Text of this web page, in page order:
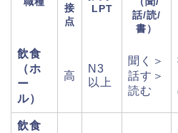
接
点
LPT
話/読/
書）
飲食
（ホ
ー
ル）
高
N3
以上
聞く＞
話す＞
読む
飲食